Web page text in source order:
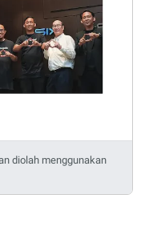
diolah menggunakan